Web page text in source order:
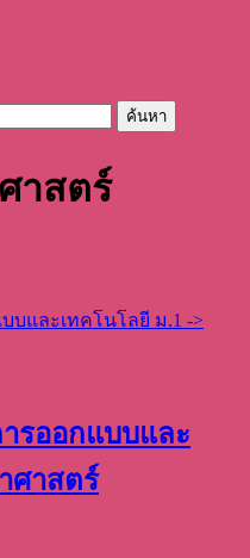
าสตร์
รออกแบบและ
ศาสตร์